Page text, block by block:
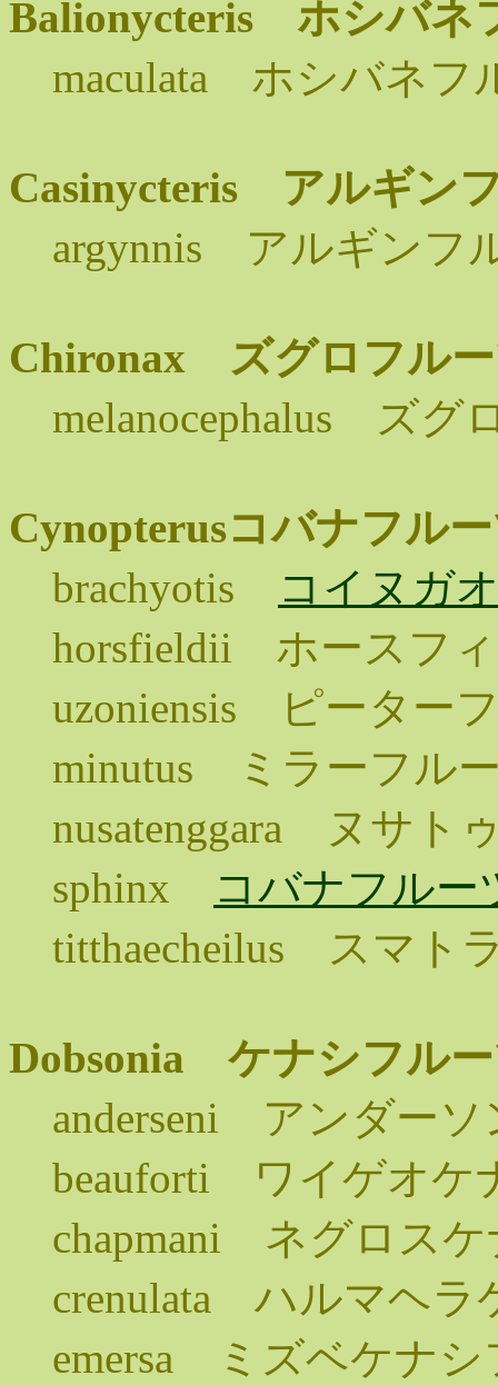
Balionycteris ホシバネ
maculata ホシバネフ
Casinycteris アルギン
argynnis アルギンフ
Chironax ズグロフル
melanocephalus ズグ
Cynopterusコバナフル
brachyotis
コイヌガ
horsfieldii ホースフィ
uzoniensis ピーター
minutus ミラーフル
nusatenggara ヌサト
sphinx
コバナフルー
titthaecheilus スマト
Dobsonia ケナシフル
anderseni アンダーソ
beauforti ワイゲオケ
chapmani ネグロスケ
crenulata ハルマヘラ
emersa ミズベケナシ